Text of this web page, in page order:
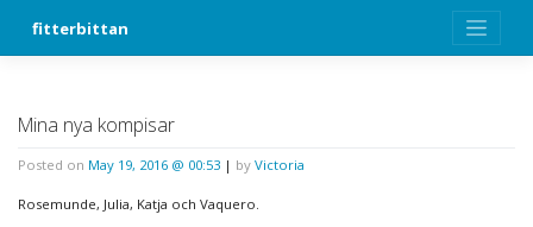
fitterbittan
Mina nya kompisar
Posted on May 19, 2016 @ 00:53 | by Victoria
Rosemunde, Julia, Katja och Vaquero.